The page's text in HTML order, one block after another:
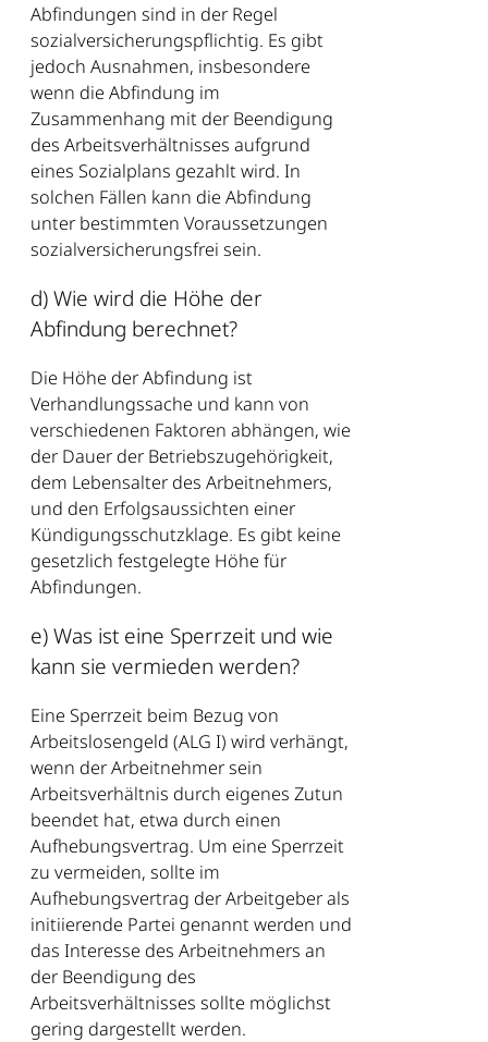
Abfindungen sind in der Regel
sozialversicherungspflichtig. Es gibt
jedoch Ausnahmen, insbesondere
wenn die Abfindung im
Zusammenhang mit der Beendigung
des Arbeitsverhältnisses aufgrund
eines Sozialplans gezahlt wird. In
solchen Fällen kann die Abfindung
unter bestimmten Voraussetzungen
sozialversicherungsfrei sein.
d) Wie wird die Höhe der
Abfindung berechnet?
Die Höhe der Abfindung ist
Verhandlungssache und kann von
verschiedenen Faktoren abhängen, wie
der Dauer der Betriebszugehörigkeit,
dem Lebensalter des Arbeitnehmers,
und den Erfolgsaussichten einer
Kündigungsschutzklage. Es gibt keine
gesetzlich festgelegte Höhe für
Abfindungen.
e) Was ist eine Sperrzeit und wie
kann sie vermieden werden?
Eine Sperrzeit beim Bezug von
Arbeitslosengeld (ALG I) wird verhängt,
wenn der Arbeitnehmer sein
Arbeitsverhältnis durch eigenes Zutun
beendet hat, etwa durch einen
Aufhebungsvertrag. Um eine Sperrzeit
zu vermeiden, sollte im
Aufhebungsvertrag der Arbeitgeber als
initiierende Partei genannt werden und
das Interesse des Arbeitnehmers an
der Beendigung des
Arbeitsverhältnisses sollte möglichst
gering dargestellt werden.